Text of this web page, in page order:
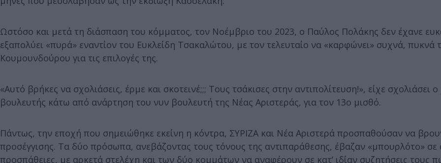
Ωστόσο και μετά τη διάσπαση του κόμματος, τον Νοέμβριο του 2023, ο Παύλος Πολάκης δεν έχανε
εξαπολύει «πυρά» εναντίον του Ευκλείδη Τσακαλώτου, με τον τελευταίο να «καρφώνει» συχνά, πυκνά
Κουμουνδούρου για τις επιλογές της.
«Αυτό βρήκες να σχολιάσεις, έρμε και σκοτεινέ;;; Τους τσάκισες στην αντιπολίτευση!», είχε σχολιάσει
βουλευτής κάτω από ανάρτηση του νυν βουλευτή της Νέας Αριστεράς, για τον 13ο μισθό.
Πάντως, την εποχή που σημειώθηκε εκείνη η κόντρα, ΣΥΡΙΖΑ και Νέα Αριστερά προσπαθούσαν να
προσέγγισης. Τα δύο πρόσωπα, ανεβάζοντας τους τόνους της αντιπαράθεσης, έβαζαν «μπουρλότο» σε
προσπάθειες, με αρκετά στελέχη και των δύο κομμάτων να αναφέρουν σε κατ’ ιδίαν συζητήσεις τους